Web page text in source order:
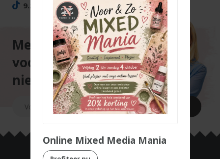
9.297
TikTok volgers
Meld je aan
voor onze
nieuwsbrief
Online Mixed Media Mania